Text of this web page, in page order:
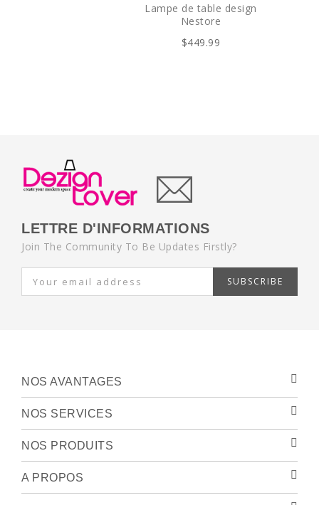
Lampe de table design
Nestore
$449.99
LETTRE D'INFORMATIONS
Join The Community To Be Updates Firstly?
SUBSCRIBE
NOS AVANTAGES
NOS SERVICES
NOS PRODUITS
A PROPOS